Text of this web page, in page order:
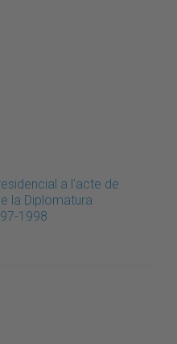
a l'acte de
la Diplomatura
1998